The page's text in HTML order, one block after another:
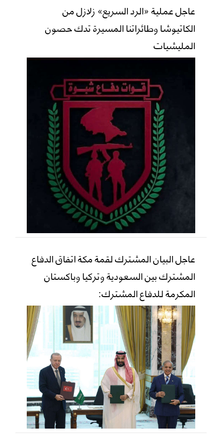
عاجل عملية «الرد السريع» زلازل من
الكاتيوشا وطائراتنا المسيرة تدك حصون
المليشيات
عاجل البيان المشترك لقمة مكة اتفاق الدفاع
المشترك بين السعودية وتركيا وباكستان
المكرمة للدفاع المشترك: